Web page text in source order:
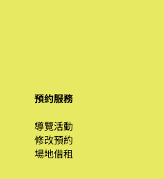
預約服務
導覽活動
修改預約
場地借租